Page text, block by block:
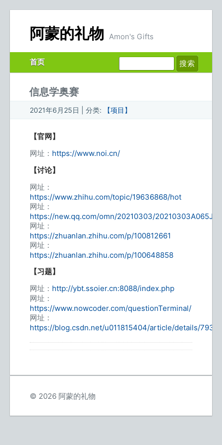
阿蒙的礼物 Amon's Gifts
首页
信息学奥赛
2021年6月25日 | 分类: 【项目】
【官网】
网址： https://www.noi.cn/
【讨论】
网址：
https://www.zhihu.com/topic/19636868/hot
网址：
https://new.qq.com/omn/20210303/
网址：
https://zhuanlan.zhihu.com/p/100812661
网址：
https://zhuanlan.zhihu.com/p/100648858
【习题】
网址： http://ybt.ssoier.cn:8088/index.php
网址：
https://www.nowcoder.com/questionTerminal/
网址：
https://blog.csdn.net/u011815404/article/details/
© 2026 阿蒙的礼物